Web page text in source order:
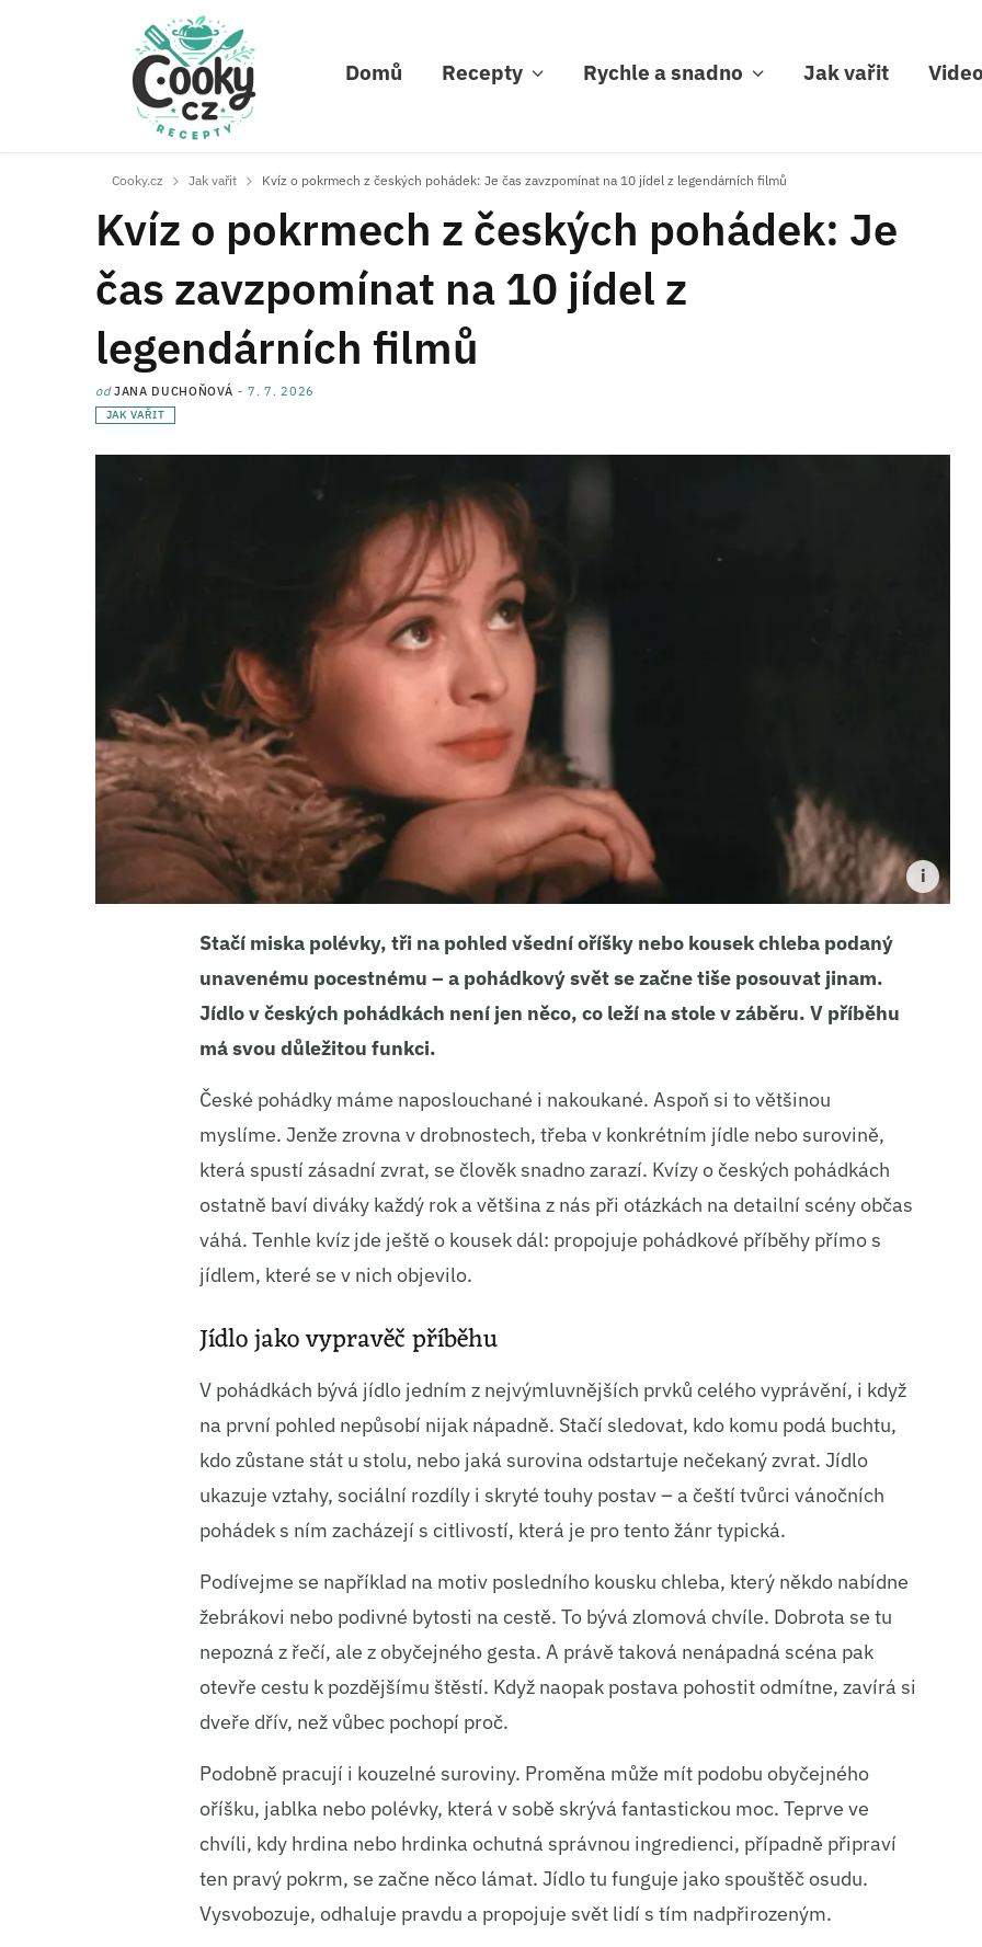
Domů Recepty Rychle a snadno Jak vařit Video
Cooky.cz Jak vařit Kvíz o pokrmech z českých pohádek: Je čas zavzpomínat na 10 jídel z legendárních filmů
Kvíz o pokrmech z českých pohádek: Je
čas zavzpomínat na 10 jídel z
legendárních filmů
odJANA DUCHOŇOVÁ 7. 7. 2026
JAK VAŘIT
Stačí miska polévky, tři na pohled všední oříšky nebo kousek chleba podaný
unavenému pocestnému – a pohádkový svět se začne tiše posouvat jinam.
Jídlo v českých pohádkách není jen něco, co leží na stole v záběru. V příběhu
má svou důležitou funkci.
České pohádky máme naposlouchané i nakoukané. Aspoň si to většinou
myslíme. Jenže zrovna v drobnostech, třeba v konkrétním jídle nebo surovině,
která spustí zásadní zvrat, se člověk snadno zarazí. Kvízy o českých pohádkách
ostatně baví diváky každý rok a většina z nás při otázkách na detailní scény občas
váhá. Tenhle kvíz jde ještě o kousek dál: propojuje pohádkové příběhy přímo s
jídlem, které se v nich objevilo.
Jídlo jako vypravěč příběhu
V pohádkách bývá jídlo jedním z nejvýmluvnějších prvků celého vyprávění, i když
na první pohled nepůsobí nijak nápadně. Stačí sledovat, kdo komu podá buchtu,
kdo zůstane stát u stolu, nebo jaká surovina odstartuje nečekaný zvrat. Jídlo
ukazuje vztahy, sociální rozdíly i skryté touhy postav – a čeští tvůrci vánočních
pohádek s ním zacházejí s citlivostí, která je pro tento žánr typická.
Podívejme se například na motiv posledního kousku chleba, který někdo nabídne
žebrákovi nebo podivné bytosti na cestě. To bývá zlomová chvíle. Dobrota se tu
nepozná z řečí, ale z obyčejného gesta. A právě taková nenápadná scéna pak
otevře cestu k pozdějšímu štěstí. Když naopak postava pohostit odmítne, zavírá si
dveře dřív, než vůbec pochopí proč.
Podobně pracují i kouzelné suroviny. Proměna může mít podobu obyčejného
oříšku, jablka nebo polévky, která v sobě skrývá fantastickou moc. Teprve ve
chvíli, kdy hrdina nebo hrdinka ochutná správnou ingredienci, případně připraví
ten pravý pokrm, se začne něco lámat. Jídlo tu funguje jako spouštěč osudu.
Vysvobozuje, odhaluje pravdu a propojuje svět lidí s tím nadpřirozeným.